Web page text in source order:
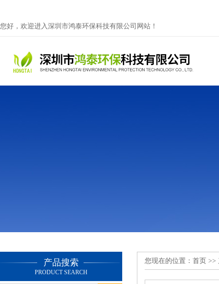
您好，欢迎进入深圳市鸿泰环保科技有限公司网站！
产品搜索
PRODUCT SEARCH
您现在的位置： 首页 >>